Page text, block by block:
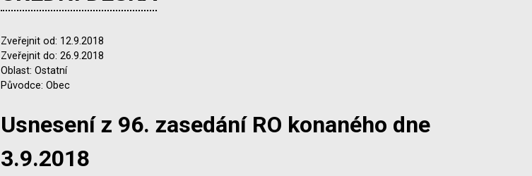
Zveřejnit od: 12.9.2018
Zveřejnit do: 26.9.2018
Oblast: Ostatní
Původce: Obec
Usnesení z 96. zasedání RO konaného dne
3.9.2018